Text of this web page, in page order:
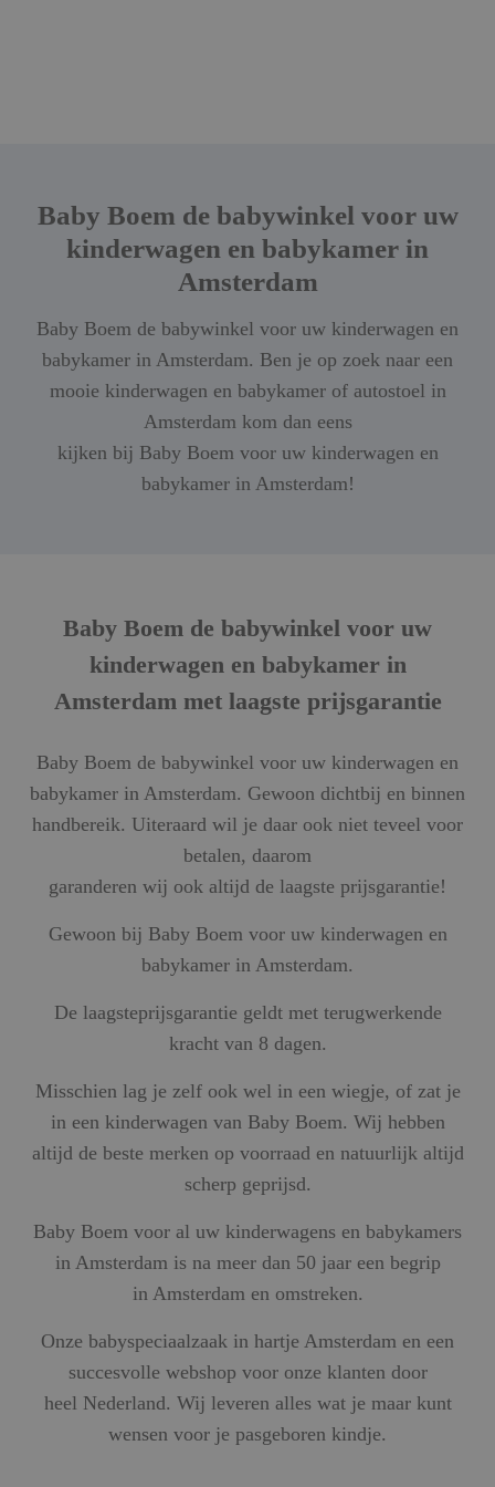
Baby Boem de babywinkel voor uw
kinderwagen en babykamer in
Amsterdam
Baby Boem de babywinkel voor uw kinderwagen en
babykamer in Amsterdam. Ben je op zoek naar een
mooie kinderwagen en babykamer of autostoel in
Amsterdam kom dan eens
kijken bij Baby Boem voor uw kinderwagen en
babykamer in Amsterdam!
Baby Boem de babywinkel voor uw
kinderwagen en babykamer in
Amsterdam met laagste prijsgarantie
Baby Boem de babywinkel voor uw kinderwagen en
babykamer in Amsterdam. Gewoon dichtbij en binnen
handbereik. Uiteraard wil je daar ook niet teveel voor
betalen, daarom
garanderen wij ook altijd de laagste prijsgarantie!
Gewoon bij Baby Boem voor uw kinderwagen en
babykamer in Amsterdam.
De laagsteprijsgarantie geldt met terugwerkende
kracht van 8 dagen.
Misschien lag je zelf ook wel in een wiegje, of zat je
in een kinderwagen van Baby Boem. Wij hebben
altijd de beste merken op voorraad en natuurlijk altijd
scherp geprijsd.
Baby Boem voor al uw kinderwagens en babykamers
in Amsterdam is na meer dan 50 jaar een begrip
in Amsterdam en omstreken.
Onze babyspeciaalzaak in hartje Amsterdam en een
succesvolle webshop voor onze klanten door
heel Nederland. Wij leveren alles wat je maar kunt
wensen voor je pasgeboren kindje.